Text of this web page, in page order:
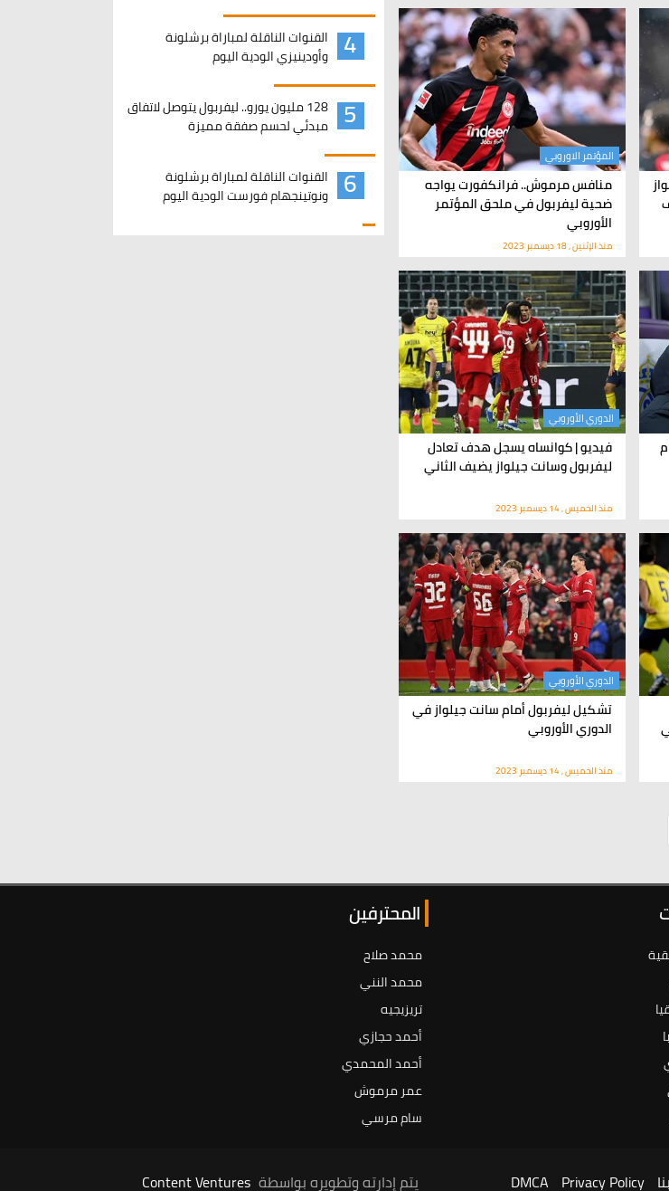
منافس مرموش.. فرانكفورت يواجه
ضحية ليفربول في ملحق المؤتمر
الأوروبي
المؤتمر الاوروبي
منذ الإثنين , 18 ديسمبر 2023
فيديو | كوانساه يسجل هدف تعادل
ليفربول وسانت جيلواز يضيف الثاني
الدوري الأوروبي
منذ الخميس , 14 ديسمبر 2023
تشكيل ليفربول أمام سانت جيلواز في
الدوري الأوروبي
الدوري الأوروبي
منذ الخميس , 14 ديسمبر 2023
4
القنوات الناقلة لمباراة برشلونة
وأودينيزي الودية اليوم
5
128 مليون يورو.. ليفربول يتوصل لاتفاق
مبدئي لحسم صفقة مميزة
6
القنوات الناقلة لمباراة برشلونة
ونوتينجهام فورست الودية اليوم
المحترفين
محمد صلاح
محمد النني
تريزيجيه
أحمد حجازي
أحمد المحمدي
عمر مرموش
سام مرسي
DMCA Privacy Policy يتم إدارته وتطويره بواسطة Content Ventures